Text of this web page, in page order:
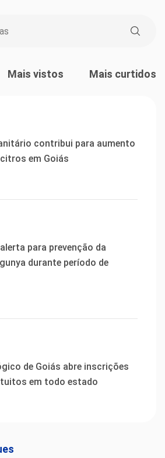
Mais vistos Mais curtidos
contribui para aumento
em Goiás
para prevenção da
durante período de
de Goiás abre inscrições
em todo estado